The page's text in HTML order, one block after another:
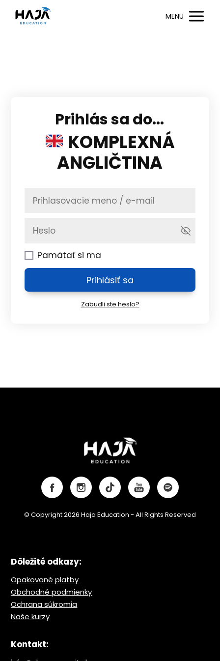
MENU
Prihlás sa do...
KOMPLEXNÁ
ANGLIČTINA
Pamätať si ma
Prihlásiť sa
Zabudli ste heslo?
© Copyright 2026 Haja Education - All Rights Reserved
Dôležité odkazy:
Opakované platby
Obchodné podmienky
Ochrana súkromia
Naše kurzy
Kontakt: